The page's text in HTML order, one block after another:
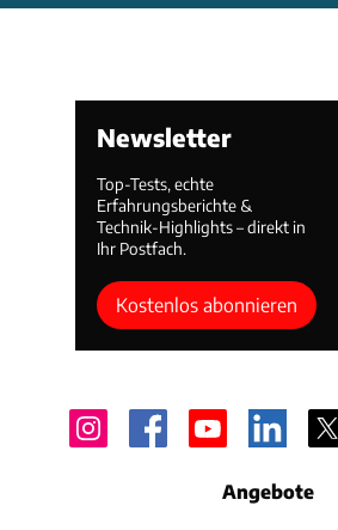
Newsletter
Top-Tests, echte
Erfahrungsberichte &
Technik-Highlights – direkt in
Ihr Postfach.
Kostenlos abonnieren
Angebote